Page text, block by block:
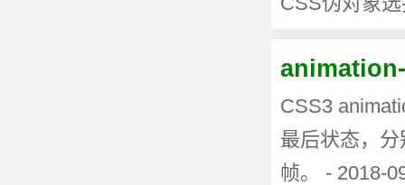
CSS3
最后状态，
帧。 - 2018-